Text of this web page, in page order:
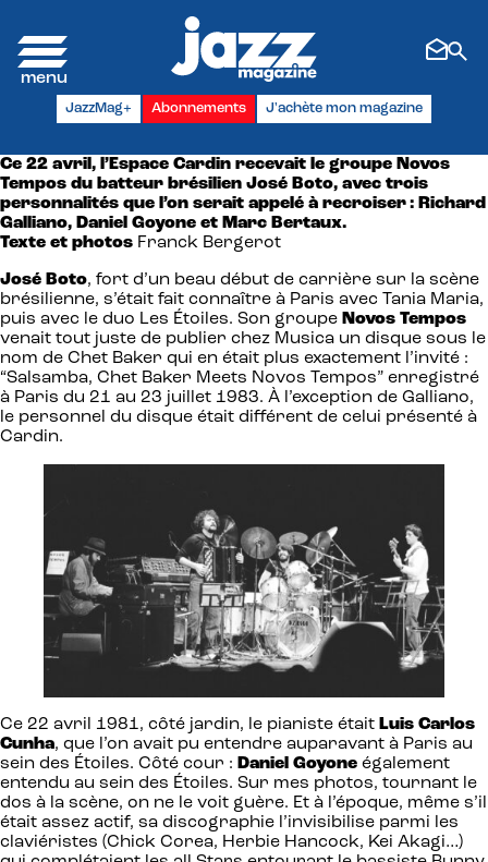
JazzMag+ Abonnements J'achète mon magazine
Ce 22 avril, l’Espace Cardin recevait le groupe Novos
Tempos du batteur brésilien José Boto, avec trois
personnalités que l’on serait appelé à recroiser : Richard
Galliano, Daniel Goyone et Marc Bertaux.
Texte et photos Franck Bergerot
José Boto, fort d’un beau début de carrière sur la scène
brésilienne, s’était fait connaître à Paris avec Tania Maria,
puis avec le duo Les Étoiles. Son groupe Novos Tempos
venait tout juste de publier chez Musica un disque sous le
nom de Chet Baker qui en était plus exactement l’invité :
“Salsamba, Chet Baker Meets Novos Tempos” enregistré
à Paris du 21 au 23 juillet 1983. À l’exception de Galliano,
le personnel du disque était différent de celui présenté à
Cardin.
Ce 22 avril 1981, côté jardin, le pianiste était Luis Carlos
Cunha, que l’on avait pu entendre auparavant à Paris au
sein des Étoiles. Côté cour : Daniel Goyone également
entendu au sein des Étoiles. Sur mes photos, tournant le
dos à la scène, on ne le voit guère. Et à l’époque, même s’il
était assez actif, sa discographie l’invisibilise parmi les
claviéristes (Chick Corea, Herbie Hancock, Kei Akagi…)